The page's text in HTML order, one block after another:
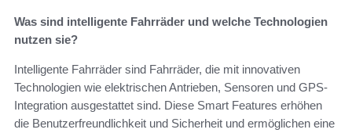
Was sind intelligente Fahrräder und welche Technologien
nutzen sie?
Intelligente Fahrräder sind Fahrräder, die mit innovativen
Technologien wie elektrischen Antrieben, Sensoren und GPS-
Integration ausgestattet sind. Diese Smart Features erhöhen
die Benutzerfreundlichkeit und Sicherheit und ermöglichen eine